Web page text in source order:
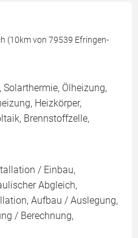
(10km von 79539 Efringen-
Ölheizung,
Heizkörper,
Brennstoffzelle,
/ Einbau,
Abgleich,
Aufbau / Auslegung,
/ Berechnung,